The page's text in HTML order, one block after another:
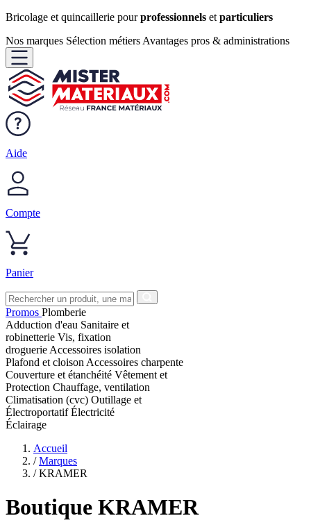
Bricolage et quincaillerie pourprofessionnels et particuliers
Nos marques Sélection métiers Avantages pros & administrations
Aide
Compte
Panier
Promos Plomberie
Adduction d'eau Sanitaire et
robinetterie Vis, fixation
droguerie Accessoires isolation
Plafond et cloison Accessoires charpente
Couverture et étanchéité Vêtement et
Protection Chauffage, ventilation
Climatisation (cvc) Outillage et
ÉlectroportatifÉlectricité
Éclairage
Accueil
/ Marques
/ KRAMER
Boutique KRAMER